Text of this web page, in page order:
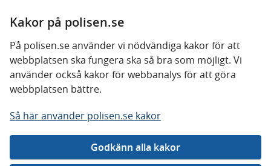
Kakor på polisen.se
På polisen.se använder vi nödvändiga kakor för att
webbplatsen ska fungera ska så bra som möjligt. Vi
använder också kakor för webbanalys för att göra
webbplatsen bättre.
Så här använder polisen.se kakor